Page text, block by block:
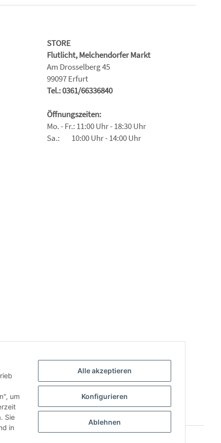
STORE
Flutlicht, Melchendorfer Markt
Am Drosselberg 45
99097 Erfurt
Tel.: 0361/66336840
Öffnungszeiten:
Mo. - Fr.: 11:00 Uhr - 18:30 Uhr
Sa.: 10:00 Uhr - 14:00 Uhr
um
Sie
in
Alle akzeptieren
Konfigurieren
Ablehnen